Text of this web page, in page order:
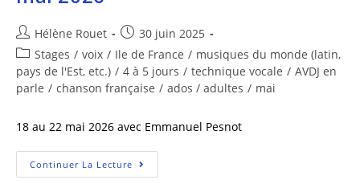
Hélène Rouet
30 juin 2025
Stages / voix / Ile de France / musiques du monde (latin,
pays de l'Est, etc.) / 4 à 5 jours / technique vocale / AVDJ en
parle / chanson française / ados / adultes / mai
18 au 22 mai 2026 avec Emmanuel Pesnot
Continuer La Lecture